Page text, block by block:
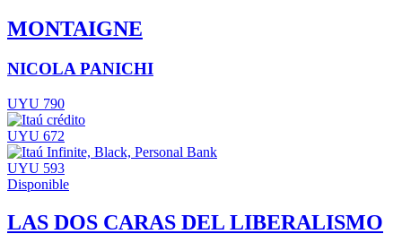
MONTAIGNE
NICOLA PANICHI
UYU 790
UYU 672
UYU 593
Disponible
LAS DOS CARAS DEL LIBERALISMO